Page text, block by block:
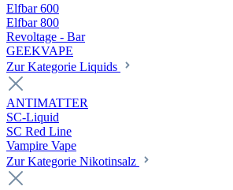
Elfbar 600
Elfbar 800
Revoltage - Bar
GEEKVAPE
Zur Kategorie Liquids
ANTIMATTER
SC-Liquid
SC Red Line
Vampire Vape
Zur Kategorie Nikotinsalz